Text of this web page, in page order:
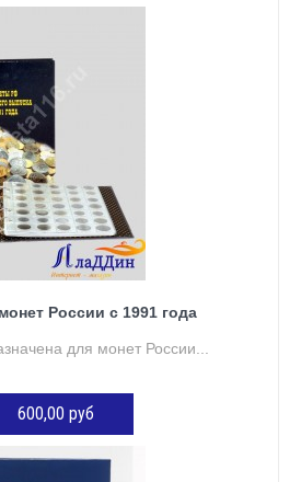
России с 1991 года
для монет России...
600,00 руб
В КОРЗИНУ